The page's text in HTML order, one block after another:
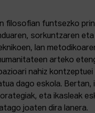
filosofian funtsezko
sorkuntzaren
lan
arteko
nahiz kontzeptuei
dago eskola. Bertan,
eta ikasleak
joaten dira lanera.